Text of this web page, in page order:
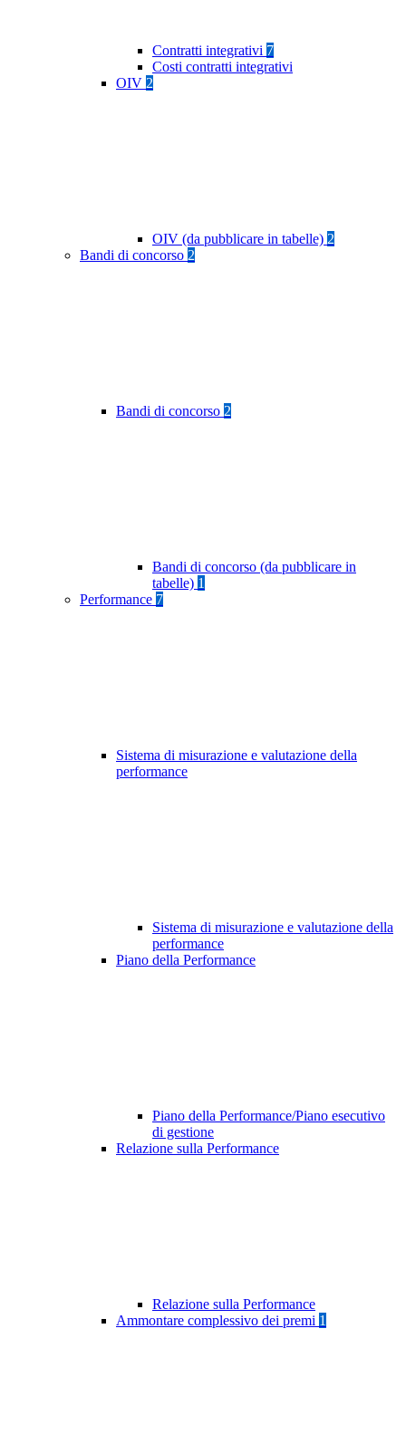
Contratti integrativi 7
Costi contratti integrativi
OIV 2
OIV (da pubblicare in tabelle) 2
Bandi di concorso 2
Bandi di concorso 2
Bandi di concorso (da pubblicare in
tabelle) 1
Performance 7
Sistema di misurazione e valutazione della
performance
Sistema di misurazione e valutazione della
performance
Piano della Performance
Piano della Performance/Piano esecutivo
di gestione
Relazione sulla Performance
Relazione sulla Performance
Ammontare complessivo dei premi 1